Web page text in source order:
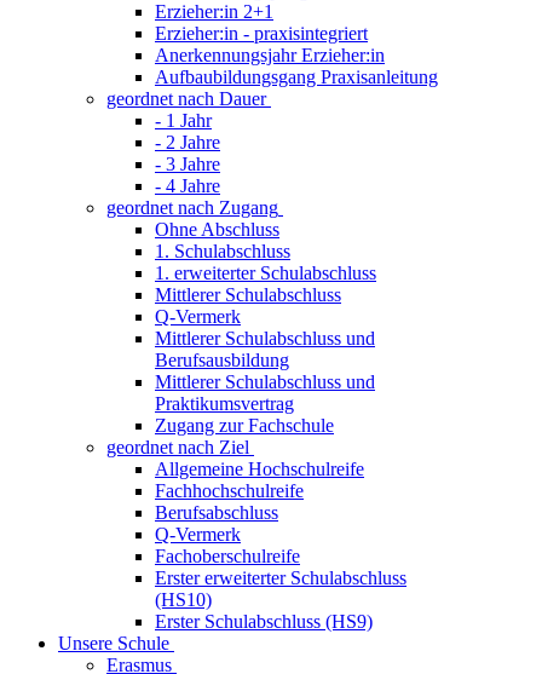
Erzieher:in 2+1
Erzieher:in - praxisintegriert
Anerkennungsjahr Erzieher:in
Aufbaubildungsgang Praxisanleitung
geordnet nach Dauer
- 1 Jahr
- 2 Jahre
- 3 Jahre
- 4 Jahre
geordnet nach Zugang
Ohne Abschluss
1. Schulabschluss
1. erweiterter Schulabschluss
Mittlerer Schulabschluss
Q-Vermerk
Mittlerer Schulabschluss und
Berufsausbildung
Mittlerer Schulabschluss und
Praktikumsvertrag
Zugang zur Fachschule
geordnet nach Ziel
Allgemeine Hochschulreife
Fachhochschulreife
Berufsabschluss
Q-Vermerk
Fachoberschulreife
Erster erweiterter Schulabschluss
(HS10)
Erster Schulabschluss (HS9)
Unsere Schule
Erasmus